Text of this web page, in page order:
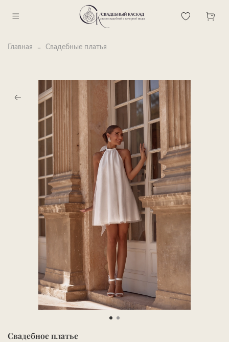
Главная Свадебные платья
Свадебное платье